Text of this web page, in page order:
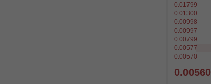
0.01799
0.01300
0.00998
0.00997
0.00799
0.00577
0.00570
0.00560